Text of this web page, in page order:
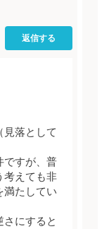
返信する
見落として
ですが、普
考えても非
満たしてい
にすると